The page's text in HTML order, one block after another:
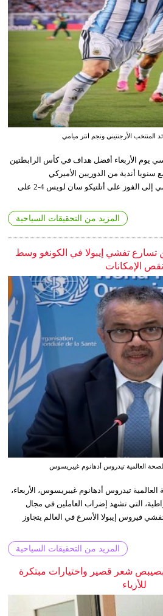
المنتخب الأرجنتيني ونجم انتر ميامي
يوم الأربعاء أفضل هداف في كأس الرابطتين
سنويا أندية من الدوريين الأميركي
والمكسيكي، بعدما قاد إنتر ميامي إلى الفوز على أتلتيكو سان لويس 4-2 على
المزيد من التحقيقات السياحية
تسارع تفشي إيبولا في الكونغو وسط
نقص الإمكانات
العالمية تيدروس أدهانوم غيبريسوس
تيدروس أدهانوم غيبريسوس، الأربعاء،
التي تشهد إضراب العاملين في مجال
فيروس إيبولا الأسرع في العالم يتجاوز
المزيد من التحقيقات السياحية
شعر قصير واختيارات مبتكرة
للأزياء